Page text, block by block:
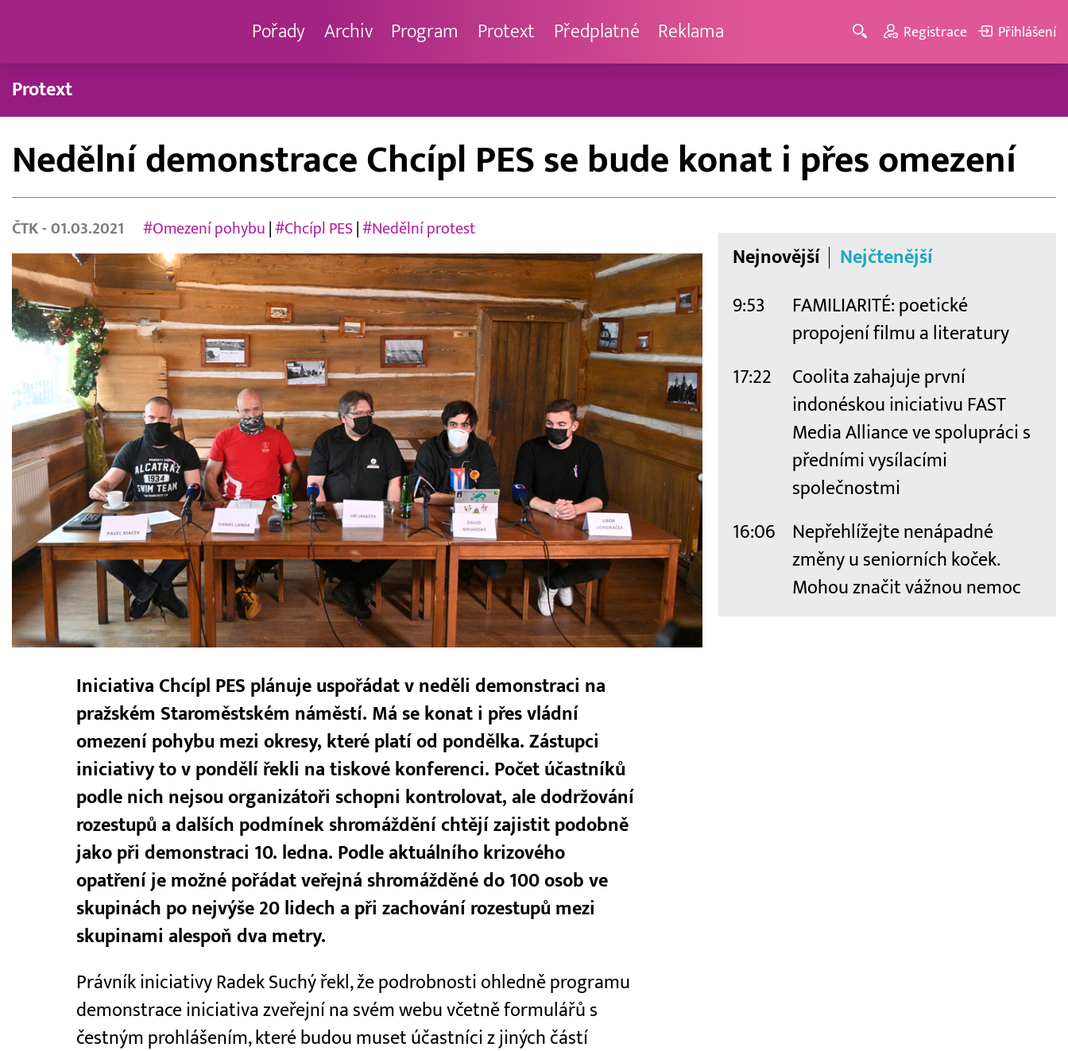
Pořady Archiv Program Protext Předplatné Reklama Registrace Přihlášení
Protext
Nedělní demonstrace Chcípl PES se bude konat i přes omezení
ČTK - 01.03.2021 #Omezení pohybu #Chcípl PES| #Nedělní protest
Iniciativa Chcípl PES plánuje uspořádat v neděli demonstraci na
pražském Staroměstském náměstí. Má se konat i přes vládní
omezení pohybu mezi okresy, které platí od pondělka. Zástupci
iniciativy to v pondělí řekli na tiskové konferenci. Počet účastníků
podle nich nejsou organizátoři schopni kontrolovat, ale dodržování
rozestupů a dalších podmínek shromáždění chtějí zajistit podobně
jako při demonstraci 10. ledna. Podle aktuálního krizového
opatření je možné pořádat veřejná shromážděné do 100 osob ve
skupinách po nejvýše 20 lidech a při zachování rozestupů mezi
skupinami alespoň dva metry.
Právník iniciativy Radek Suchý řekl, že podrobnosti ohledně programu
demonstrace iniciativa zveřejní na svém webu včetně formulářů s
čestným prohlášením, které budou muset účastníci z jiných částí
Nejnovější Nejčtenější
9:53
FAMILIARITÉ: poetické
propojení filmu a literatury
17:22
Coolita zahajuje první
indonéskou iniciativu FAST
Media Alliance ve spolupráci s
předními vysílacími
společnostmi
16:06
Nepřehlížejte nenápadné
změny u seniorních koček.
Mohou značit vážnou nemoc